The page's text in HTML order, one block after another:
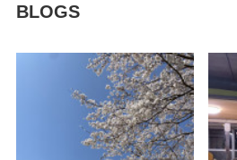
BLOGS